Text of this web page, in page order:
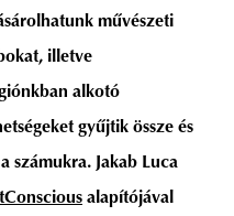
branding
művészeti
illetve
alkotó
gyűjtik össze és
számukra. Jakab Luca
alapítójával